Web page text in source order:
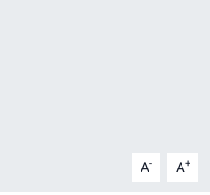
A- A+